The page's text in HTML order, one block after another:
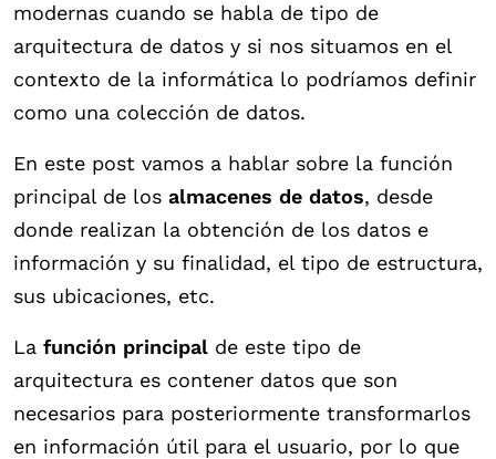
modernas cuando se habla de tipo de
arquitectura de datos y si nos situamos en el
contexto de la informática lo podríamos definir
como una colección de datos.
En este post vamos a hablar sobre la función
principal de los almacenes de datos, desde
donde realizan la obtención de los datos e
información y su finalidad, el tipo de estructura,
sus ubicaciones, etc.
La función principal de este tipo de
arquitectura es contener datos que son
necesarios para posteriormente transformarlos
en información útil para el usuario, por lo que